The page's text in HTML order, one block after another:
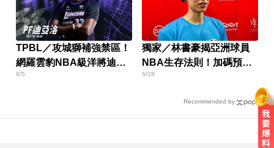
TPBL／攻城獅補強禁區！
網羅雲豹NBA級洋將迪亞
洛
8/5
獨家／林書豪揭亞洲球員
NBA生存法則！加碼預告
將旋風訪台
6/28
Recommended by